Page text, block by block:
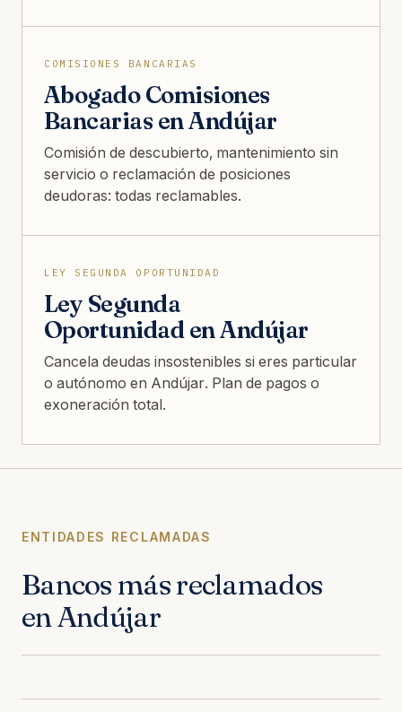
COMISIONES BANCARIAS
Abogado Comisiones
Bancarias en Andújar
Comisión de descubierto, mantenimiento sin
servicio o reclamación de posiciones
deudoras: todas reclamables.
LEY SEGUNDA OPORTUNIDAD
Ley Segunda
Oportunidad en Andújar
Cancela deudas insostenibles si eres particular
o autónomo en Andújar. Plan de pagos o
exoneración total.
ENTIDADES RECLAMADAS
Bancos más reclamados
en Andújar